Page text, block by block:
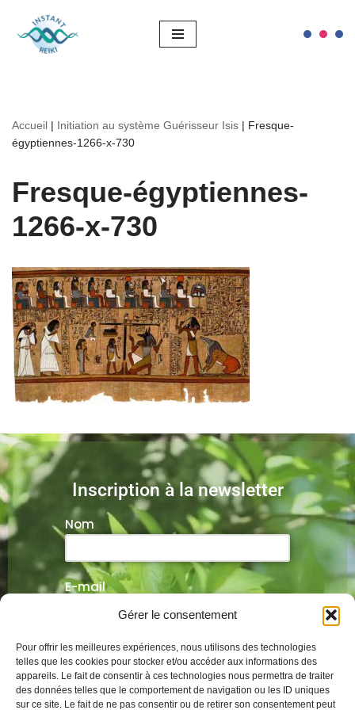
Gérer le consentement
Pour offrir les meilleures expériences, nous utilisons des technologies
telles que les cookies pour stocker et/ou accéder aux informations des
appareils. Le fait de consentir à ces technologies nous permettra de traiter
des données telles que le comportement de navigation ou les ID uniques
sur ce site. Le fait de ne pas consentir ou de retirer son consentement peut
Aller
Accueil | Initiation au système Guérisseur Isis | Fresque-
égyptiennes-1266-x-730
Fresque-égyptiennes-
1266-x-730
Inscription à la newsletter
Nom
E-mail
Veuillez laisser ce champ vide.